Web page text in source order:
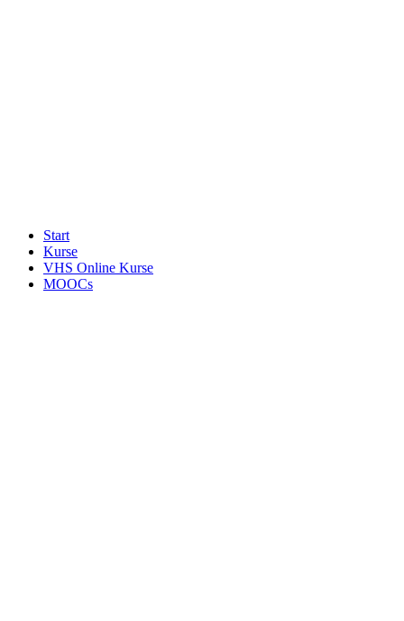
Start
Kurse
VHS Online Kurse
MOOCs